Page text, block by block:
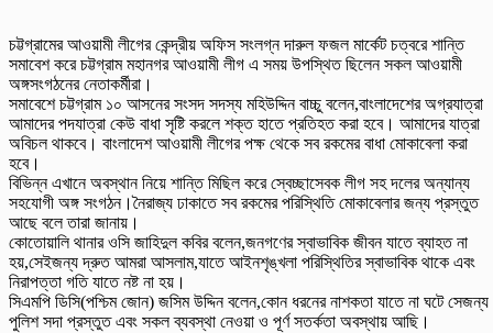
চট্টগ্রামের আওয়ামী লীগের কেন্দ্রীয় অফিস সংলগ্ন দারুল ফজল মার্কেট চত্বরে শান্তি
সমাবেশ করে চট্টগ্রাম মহানগর আওয়ামী লীগ এ সময় উপস্থিত ছিলেন সকল আওয়ামী
অঙ্গসংগঠনের নেতাকর্মীরা।
সমাবেশে চট্টগ্রাম ১০ আসনের সংসদ সদস্য মহিউদ্দিন বাচ্চু বলেন,বাংলাদেশের অগ্রযাত্রা
আমাদের পদযাত্রা কেউ বাধা সৃষ্টি করলে শক্ত হাতে প্রতিহত করা হবে। আমাদের যাত্রা
অবিচল থাকবে। বাংলাদেশ আওয়ামী লীগের পক্ষ থেকে সব রকমের বাধা মোকাবেলা করা
হবে।
বিভিন্ন এখানে অবস্থান নিয়ে শান্তি মিছিল করে স্বেচ্ছাসেবক লীগ সহ দলের অন্যান্য
সহযোগী অঙ্গ সংগঠন।নৈরাজ্য ঢাকাতে সব রকমের পরিস্থিতি মোকাবেলার জন্য প্রস্তুত
আছে বলে তারা জানায়।
কোতোয়ালি থানার ওসি জাহিদুল কবির বলেন,জনগণের স্বাভাবিক জীবন যাতে ব্যাহত না
হয়,সেইজন্য দ্রুত আমরা আসলাম,যাতে আইনশৃঙ্খলা পরিস্থিতির স্বাভাবিক থাকে এবং
নিরাপত্তা গতি যাতে নষ্ট না হয়।
সিএমপি ডিসি(পশ্চিম জোন) জসিম উদ্দিন বলেন,কোন ধরনের নাশকতা যাতে না ঘটে সেজন্য
পুলিশ সদা প্রস্তুত এবং সকল ব্যবস্থা নেওয়া ও পূর্ণ সতর্কতা অবস্থায় আছি।